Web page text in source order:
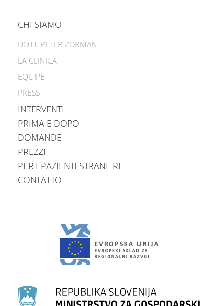
CHI SIAMO
DOTT. PETER ZORMAN
LA CLINICA
EQUIPE
PRESS
INTERVENTI
PRIMA E DOPO
DOMANDE
PREZZI
PER I PAZIENTI STRANIERI
CONTATTO